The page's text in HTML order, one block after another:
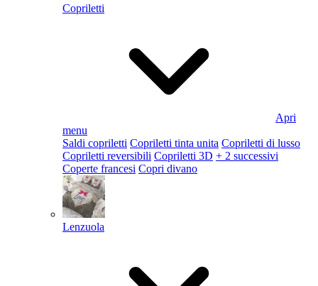
Copriletti
Apri
menu
Saldi copriletti Copriletti tinta unita Copriletti di lusso
Copriletti reversibili Copriletti 3D + 2 successivi
Coperte francesi Copri divano
Lenzuola